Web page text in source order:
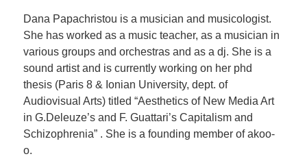
Dana Papachristou is a musician and musicologist.
She has worked as a music teacher, as a musician in
various groups and orchestras and as a dj. She is a
sound artist and is currently working on her phd
thesis (Paris 8 & Ionian University, dept. of
Audiovisual Arts) titled “Aesthetics of New Media Art
in G.Deleuze’s and F. Guattari’s Capitalism and
Schizophrenia” . She is a founding member of akoo-
o.